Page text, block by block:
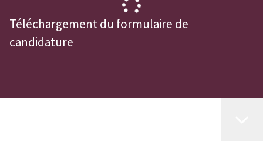
Téléchargement du formulaire de
candidature